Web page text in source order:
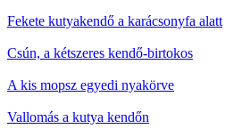
Fekete kutyakendő a karácsonyfa alatt
Csún, a kétszeres kendő-birtokos
A kis mopsz egyedi nyakörve
Vallomás a kutya kendőn